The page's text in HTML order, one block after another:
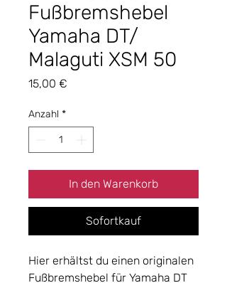
Fußbremshebel
Yamaha DT/
Malaguti XSM 50
15,00 €
Anzahl *
In den Warenkorb
Sofortkauf
Hier erhältst du einen originalen
Fußbremshebel für Yamaha DT